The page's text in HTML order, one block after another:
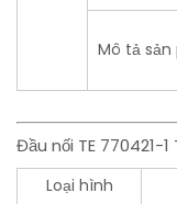
Mô tả
Đầu nối TE 770421-
Loại hình